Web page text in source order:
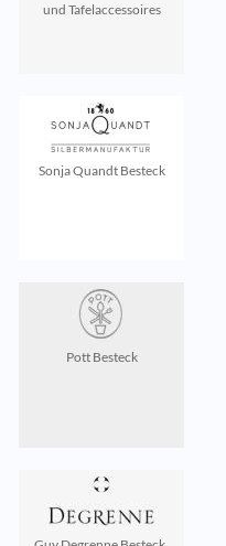
und Tafelaccessoires
Sonja Quandt Besteck
Pott Besteck